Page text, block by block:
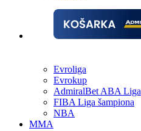
Evroliga
Evrokup
AdmiralBet ABA Liga
FIBA Liga šampiona
NBA
MMA